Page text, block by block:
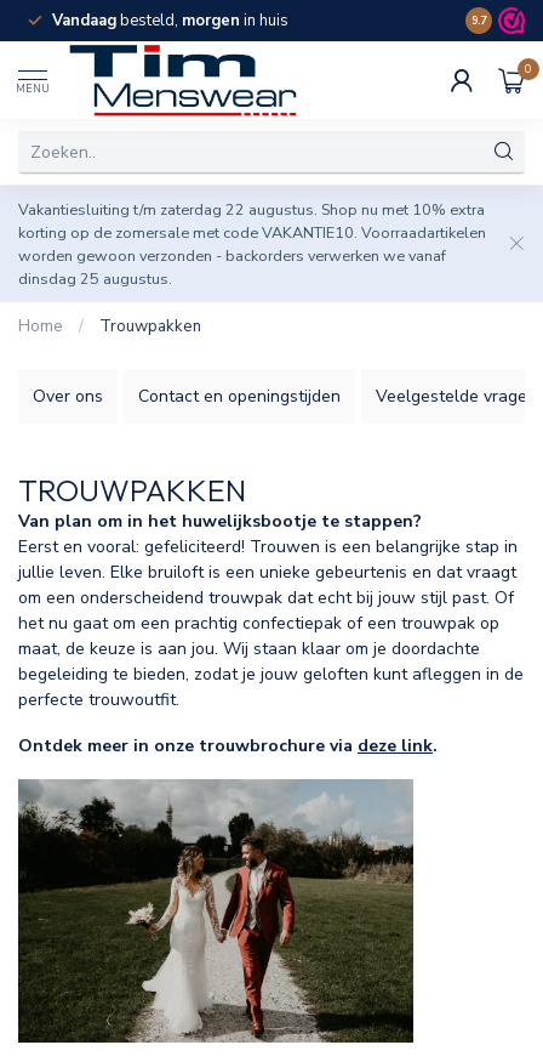
Vandaagbesteld, morgen in huis Spaar
9.7
MENU
0
Vakantiesluiting t/m zaterdag 22 augustus. Shop nu met 10% extra
korting op de zomersale met code VAKANTIE10. Voorraadartikelen
worden gewoon verzonden - backorders verwerken we vanaf
dinsdag 25 augustus.
Home / Trouwpakken
Over ons Contact en openingstijden Veelgestelde vragen
TROUWPAKKEN
Van plan om in het huwelijksbootje te stappen?
Eerst en vooral: gefeliciteerd! Trouwen is een belangrijke stap in
jullie leven. Elke bruiloft is een unieke gebeurtenis en dat vraagt
om een onderscheidend trouwpak dat echt bij jouw stijl past. Of
het nu gaat om een prachtig confectiepak of een trouwpak op
maat, de keuze is aan jou. Wij staan klaar om je doordachte
begeleiding te bieden, zodat je jouw geloften kunt afleggen in de
perfecte trouwoutfit.
Ontdek meer in onze trouwbrochure via deze link.